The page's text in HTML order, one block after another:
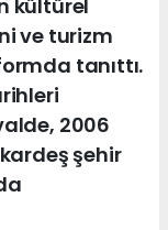
kültürel
ve turizm
tanıttı.
2006
şehir